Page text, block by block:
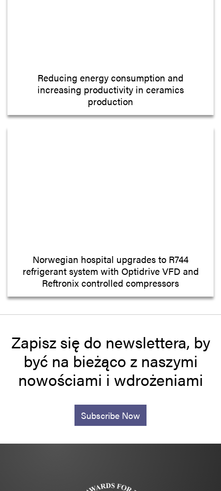
Reducing energy consumption and
increasing productivity in ceramics
production
Norwegian hospital upgrades to R744
refrigerant system with Optidrive VFD and
Reftronix controlled compressors
Zapisz się do newslettera, by
być na bieżąco z naszymi
nowościami i wdrożeniami
Subscribe Now